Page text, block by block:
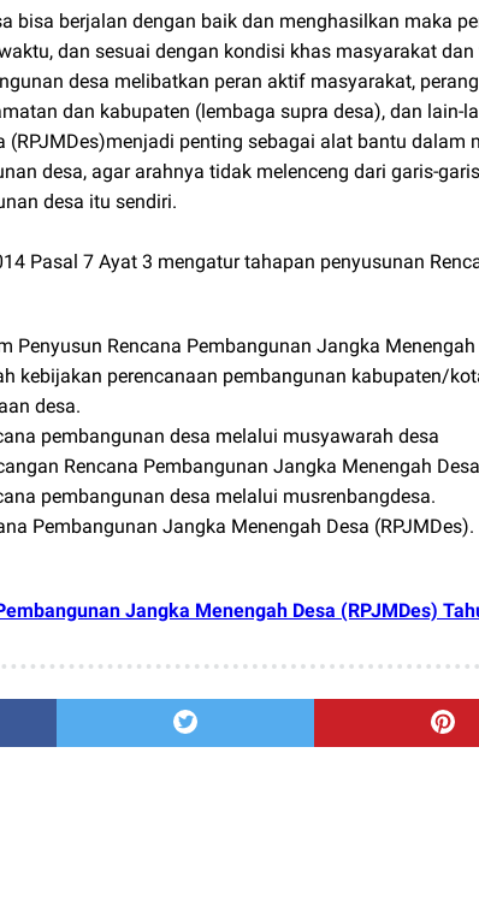
bisa berjalan dengan baik dan menghasilkan maka
dan sesuai dengan kondisi khas masyarakat
desa melibatkan peran aktif masyarakat,
dan kabupaten (lembaga supra desa), dan lain-
(RPJMDes)menjadi penting sebagai alat bantu dalam
desa, agar arahnya tidak melenceng dari garis-
desa itu sendiri.
Pasal 7 Ayat 3 mengatur tahapan penyusunan
Penyusun Rencana Pembangunan Jangka Menengah
kebijakan perencanaan pembangunan kabupaten/
desa.
pembangunan desa melalui musyawarah desa
Rencana Pembangunan Jangka Menengah
pembangunan desa melalui musrenbangdesa.
Pembangunan Jangka Menengah Desa (RPJMDes).
Jangka Menengah Desa (RPJMDes)